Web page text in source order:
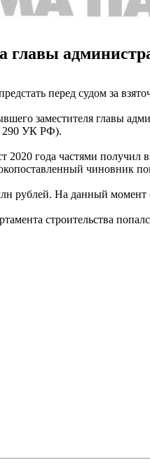
главы
перед судом за
заместителя главы
290 УК РФ).
2020 года частями
чиновник
рублей. На данный
строительства